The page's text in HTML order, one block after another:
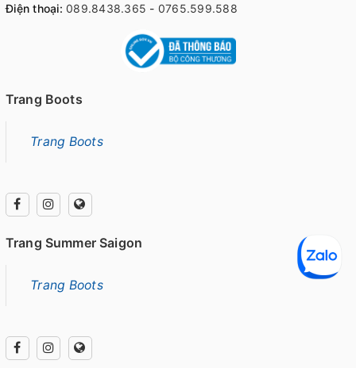
Điện thoại: 089.8438.365 - 0765.599.588
Trang Boots
Trang Boots
Trang Summer Saigon
Trang Boots